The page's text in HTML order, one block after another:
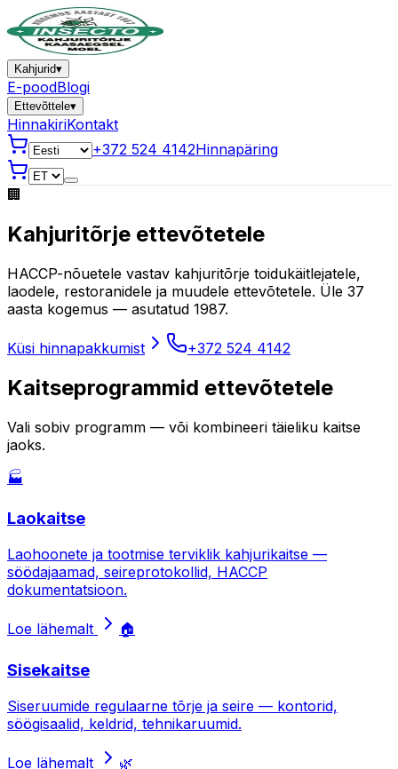
Kahjurid▾
E-poodBlogi
Ettevõttele▾
HinnakiriKontakt
+372 524 4142Hinnapäring
🏢
Kahjuritõrje ettevõtetele
HACCP-nõuetele vastav kahjuritõrje toidukäitlejatele,
laodele, restoranidele ja muudele ettevõtetele. Üle 37
aasta kogemus — asutatud 1987.
Küsi hinnapakkumist +372 524 4142
Kaitseprogrammid ettevõtetele
Vali sobiv programm — või kombineeri täieliku kaitse
jaoks.
🏭
Laokaitse
Laohoonete ja tootmise terviklik kahjurikaitse —
söödajaamad, seireprotokollid, HACCP
dokumentatsioon.
Loe lähemalt 🏠
Sisekaitse
Siseruumide regulaarne tõrje ja seire — kontorid,
söögisaalid, keldrid, tehnikaruumid.
Loe lähemalt 🌿